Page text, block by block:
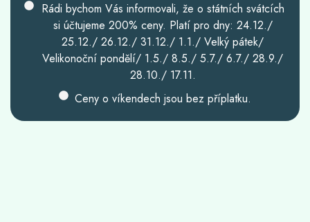
Rádi bychom Vás informovali, že o státních svátcích
si účtujeme 200% ceny. Platí pro dny: 24.12./
25.12./ 26.12./ 31.12./ 1.1./ Velký pátek/
Velikonoční pondělí/ 1.5./ 8.5./ 5.7./ 6.7./ 28.9./
28.10./ 17.11.
Ceny o víkendech jsou bez příplatku.